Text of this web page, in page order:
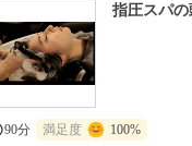
指圧スパ
90分 満足度 100%